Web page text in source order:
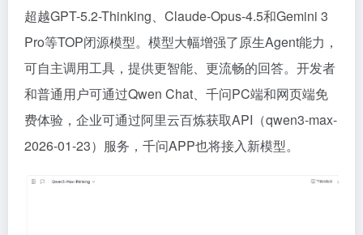
超越GPT-5.2-Thinking、Claude-Opus-4.5和Gemini 3
Pro等TOP闭源模型。模型大幅增强了原生Agent能力，
可自主调用工具，提供更智能、更流畅的回答。开发者
和普通用户可通过Qwen Chat、千问PC端和网页端免
费体验，企业可通过阿里云百炼获取API（qwen3-max-
2026-01-23）服务，千问APP也将接入新模型。